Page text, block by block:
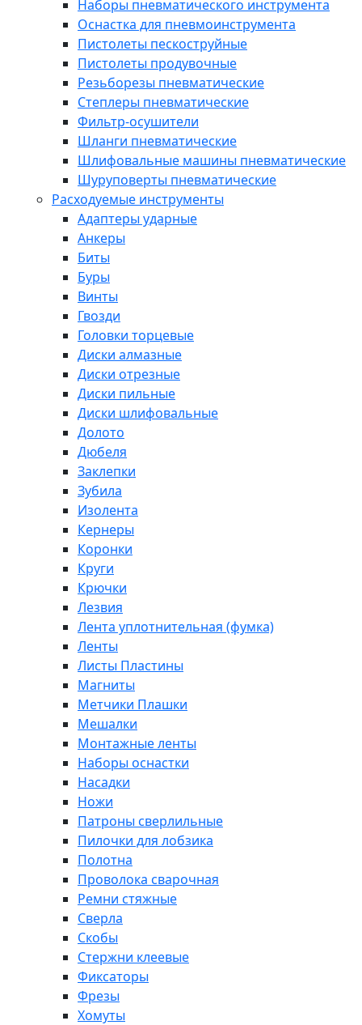
Наборы пневматического инструмента
Оснастка для пневмоинструмента
Пистолеты пескоструйные
Пистолеты продувочные
Резьборезы пневматические
Степлеры пневматические
Фильтр-осушители
Шланги пневматические
Шлифовальные машины пневматические
Шуруповерты пневматические
Расходуемые инструменты
Адаптеры ударные
Анкеры
Биты
Буры
Винты
Гвозди
Головки торцевые
Диски алмазные
Диски отрезные
Диски пильные
Диски шлифовальные
Долото
Дюбеля
Заклепки
Зубила
Изолента
Кернеры
Коронки
Круги
Крючки
Лезвия
Лента уплотнительная (фумка)
Ленты
Листы Пластины
Магниты
Метчики Плашки
Мешалки
Монтажные ленты
Наборы оснастки
Насадки
Ножи
Патроны сверлильные
Пилочки для лобзика
Полотна
Проволока сварочная
Ремни стяжные
Сверла
Скобы
Стержни клеевые
Фиксаторы
Фрезы
Хомуты